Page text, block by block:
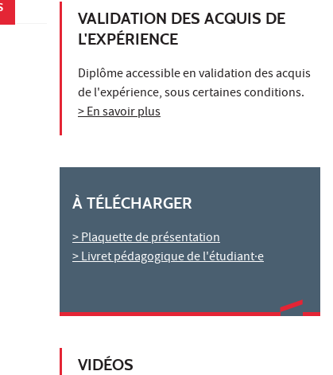
VALIDATION DES ACQUIS DE
L'EXPÉRIENCE
Diplôme accessible en validation des acquis
de l'expérience, sous certaines conditions.
> En savoir plus
À TÉLÉCHARGER
> Plaquette de présentation
> Livret pédagogique de l'étudiant·e
VIDÉOS